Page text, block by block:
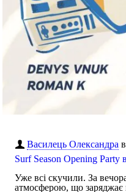
Василець Олександра в
Surf Season Opening Party
Уже всі скучили. За
атмосферою, що заряджає